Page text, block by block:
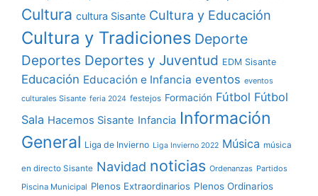
Cultura cultura Sisante Cultura y Educación
Cultura y Tradiciones Deporte
Deportes Deportes y Juventud EDM Sisante
Educación Educación e Infancia eventos eventos
culturales Sisante feria 2024 festejos Formación Fútbol Fútbol
Sala Hacemos Sisante Infancia Información
General Liga de Invierno Liga Invierno 2022 Música música
en directo Sisante Navidad noticias Ordenanzas Partidos
Piscina Municipal Plenos Extraordinarios Plenos Ordinarios